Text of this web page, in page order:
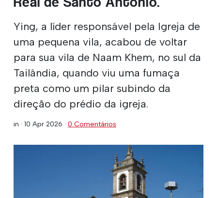
Ying, a líder responsável pela Igreja de
uma pequena vila, acabou de voltar
para sua vila de Naam Khem, no sul da
Tailândia, quando viu uma fumaça
preta como um pilar subindo da
direção do prédio da igreja.
in · 10 Apr 2026 · 0 Comentários